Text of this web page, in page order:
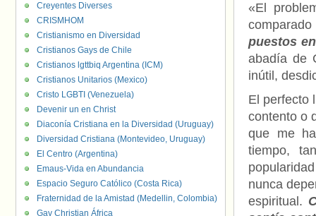
«El
puestos
abadía de
inútil,
El perfecto
contento o
que me
tiempo,
nunca
espiritual.
Creyentes Diverses
CRISMHOM
Cristianismo en Diversidad
Cristianos Gays de Chile
Cristianos lgttbiq Argentina (ICM)
Cristianos Unitarios (Mexico)
Cristo LGBTI (Venezuela)
Devenir un en Christ
Diaconía Cristiana en la Diversidad (Uruguay)
Diversidad Cristiana (Montevideo, Uruguay)
El Centro (Argentina)
Emaus-Vida en Abundancia
Espacio Seguro Católico (Costa Rica)
Fraternidad de la Amistad (Medellin, Colombia)
Gay Christian África